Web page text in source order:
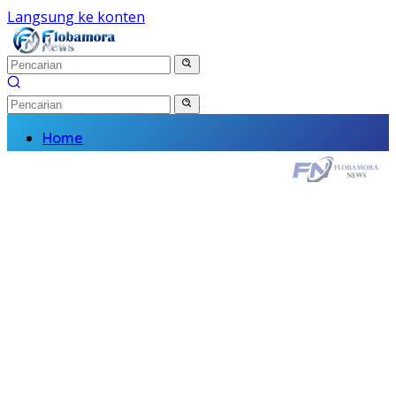
Langsung ke konten
Home
Nasional